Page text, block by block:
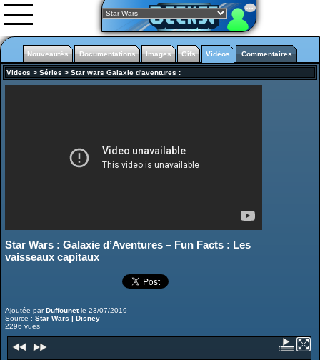
Gifs animés
Vidéos
L'équipe
Partenariats
Star Wars The Old Republic
Nouveautés Documentations Images Gifs Vidéos Commentaires
Videos > Séries > Star wars Galaxie d'aventures :
Star Wars : Galaxie d’Aventures – Fun Facts : Les
vaisseaux capitaux
Ajoutée parDuffounetle 23/07/2019
Source : Star Wars | Disney
2296 vues